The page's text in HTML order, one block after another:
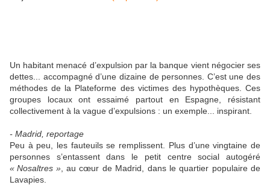
Un habitant menacé d’expulsion par la banque vient négocier ses
dettes... accompagné d’une dizaine de personnes. C’est une des
méthodes de la Plateforme des victimes des hypothèques. Ces
groupes locaux ont essaimé partout en Espagne, résistant
collectivement à la vague d’expulsions : un exemple... inspirant.
- Madrid, reportage
Peu à peu, les fauteuils se remplissent. Plus d’une vingtaine de
personnes s’entassent dans le petit centre social autogéré
« Nosaltres », au cœur de Madrid, dans le quartier populaire de
Lavapies.